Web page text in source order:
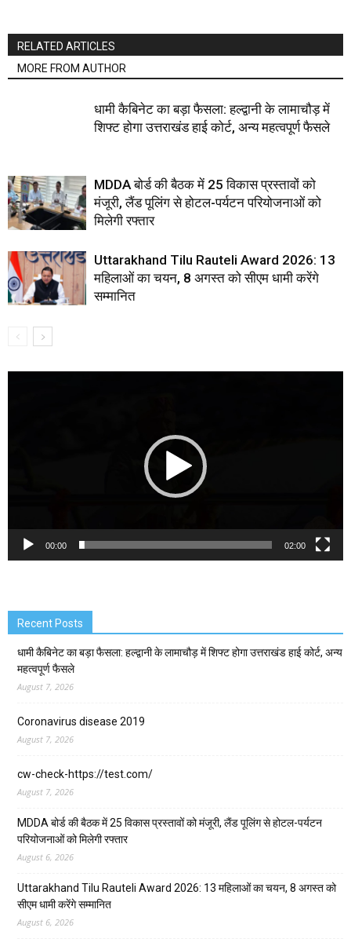
RELATED ARTICLES
MORE FROM AUTHOR
धामी कैबिनेट का बड़ा फैसला: हल्द्वानी के लामाचौड़ में
शिफ्ट होगा उत्तराखंड हाई कोर्ट, अन्य महत्वपूर्ण फैसले
MDDA बोर्ड की बैठक में 25 विकास प्रस्तावों को
मंजूरी, लैंड पूलिंग से होटल-पर्यटन परियोजनाओं को
मिलेगी रफ्तार
Uttarakhand Tilu Rauteli Award 2026: 13
महिलाओं का चयन, 8 अगस्त को सीएम धामी करेंगे
सम्मानित
00:00 02:00
Recent Posts
धामी कैबिनेट का बड़ा फैसला: हल्द्वानी के लामाचौड़ में शिफ्ट होगा उत्तराखंड हाई कोर्ट, अन्य
महत्वपूर्ण फैसले
August 7, 2026
Coronavirus disease 2019
August 7, 2026
cw-check-https://test.com/
August 7, 2026
MDDA बोर्ड की बैठक में 25 विकास प्रस्तावों को मंजूरी, लैंड पूलिंग से होटल-पर्यटन
परियोजनाओं को मिलेगी रफ्तार
August 6, 2026
Uttarakhand Tilu Rauteli Award 2026: 13 महिलाओं का चयन, 8 अगस्त को
सीएम धामी करेंगे सम्मानित
August 6, 2026